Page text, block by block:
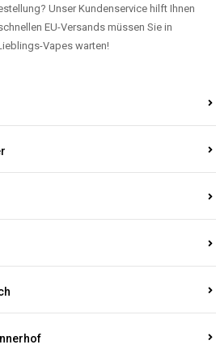
Unser Kundenservice hilft Ihnen
EU-Versands müssen Sie in
Vapes warten!